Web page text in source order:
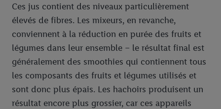
Ces jus contient des niveaux particulièrement
élevés de fibres. Les mixeurs, en revanche,
conviennent à la réduction en purée des fruits et
légumes dans leur ensemble – le résultat final est
généralement des smoothies qui contiennent tous
les composants des fruits et légumes utilisés et
sont donc plus épais. Les hachoirs produisent un
résultat encore plus grossier, car ces appareils